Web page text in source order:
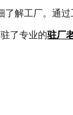
了解工厂。通过
了专业的驻厂